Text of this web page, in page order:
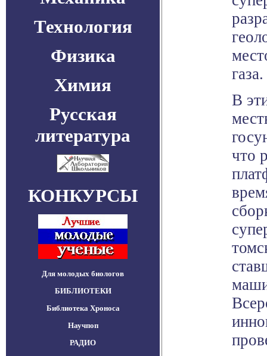
Технология
Физика
Химия
Русская
литература
КОНКУРСЫ
Для молодых биологов
БИБЛИОТЕКИ
Библиотека Хроноса
Научпоп
РАДИО
газа.
В
что